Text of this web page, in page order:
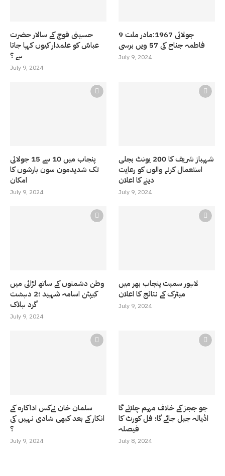
حسینی فوج کے سالار حضرت
عباسّ کو علمدار کیوں کہا جاتا
ہے ؟
July 9, 2024
9 جولائی 1967:مادر ملت
فاطمہ جناح کی 57 ویں برسی
July 9, 2024
پنجاب میں 10 سے 15 جولائی
تک شدیدمون سون بارشوں کا
امکان
July 9, 2024
شہباز شریف کا 200 یونٹ بجلی
استعمال کرنے والوں کو رعایت
دینے کا اعلان
July 9, 2024
وطن دشمنوں کے ساتھ لڑائی میں
کیپٹن اسامہ شہید ؛2 دہشت
گرد ہلاک
July 9, 2024
لاہور سمیت پنجاب بھر میں
میٹرک کے نتائج کا اعلان
July 9, 2024
سلمان خان نےکس اداکارہ کے
انکار کے بعد کبھی شادی نہیں کی
؟
July 9, 2024
جو ججز کے خلاف مہم چلائے گا
اڈیالہ جیل جائے گا؛ فل کورٹ کا
فیصلہ
July 8, 2024